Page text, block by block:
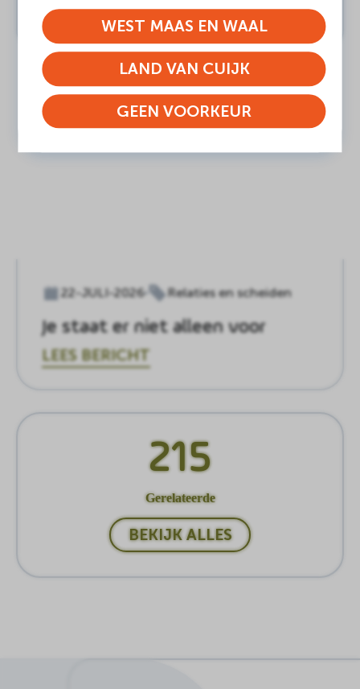
LEES BERICHT
22-JULI-2026 Relaties en scheiden
Je staat er niet alleen voor
LEES BERICHT
215
Gerelateerde
BEKIJK ALLES
WEST MAAS EN WAAL
LAND VAN CUIJK
GEEN VOORKEUR